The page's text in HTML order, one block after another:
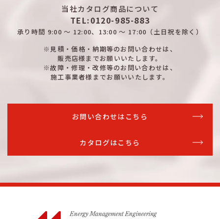
詳細はこちら 500 300
詳細はこちら 600 300 100 木製
詳細はこちら 600 300 100
詳細はこちら 600 300 100
300 350 鉄製
詳細はこちら 300 400 100 木製
当社カタログ商品について
TEL:0120-985-883
承り時間 9:00 ～ 12:00、13:00 ～ 17:00 （土日祝を除く）
※見積・価格・納期等のお問い合わせは、
販売店様までお願いいたします。
※故障・修理・改修等のお問い合わせは、
施工事業者様までお願いいたします。
お問い合わせはこちら
カタログはこちら